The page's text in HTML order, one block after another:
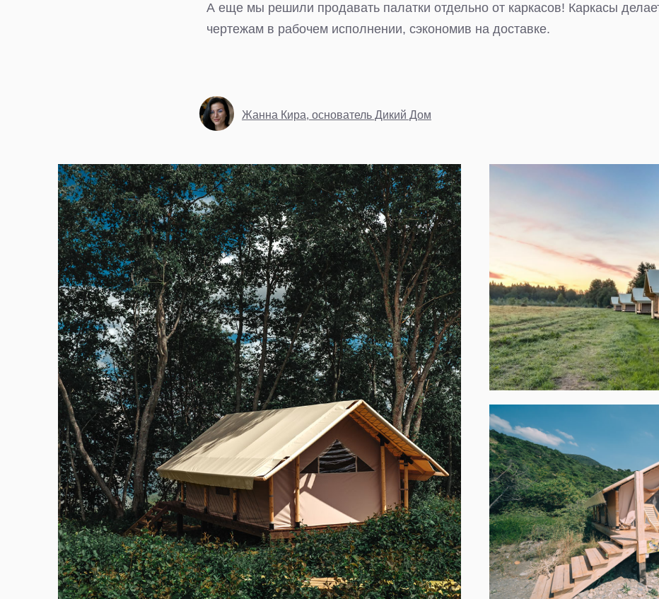
А еще мы решили продавать палатки отдельно от каркасов! Каркасы
чертежам в рабочем исполнении, сэкономив на доставке.
Жанна Кира, основатель Дикий Дом